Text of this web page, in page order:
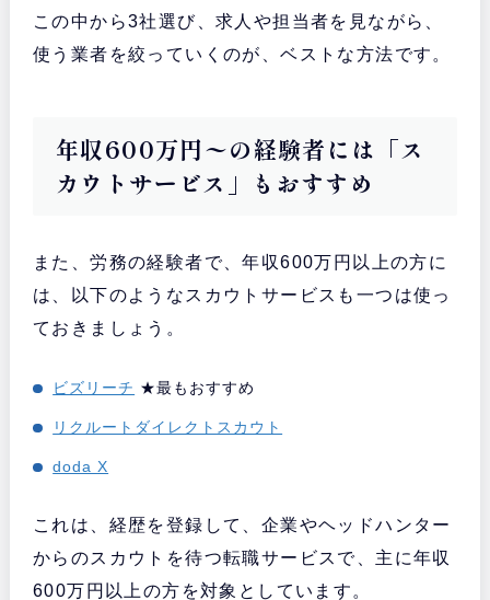
この中から3社選び、求人や担当者を見ながら、
使う業者を絞っていくのが、ベストな方法です。
年収600万円〜の経験者には「ス
カウトサービス」もおすすめ
また、労務の経験者で、年収600万円以上の方に
は、以下のようなスカウトサービスも一つは使っ
ておきましょう。
ビズリーチ ★最もおすすめ
リクルートダイレクトスカウト
doda X
これは、経歴を登録して、企業やヘッドハンター
からのスカウトを待つ転職サービスで、主に年収
600万円以上の方を対象としています。